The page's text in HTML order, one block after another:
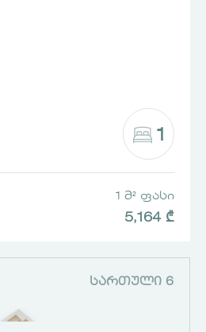
1
1 Მ² ᲤᲐᲡᲘ
5,164 ₾
ᲡᲐᲠᲗᲣᲚᲘ 6